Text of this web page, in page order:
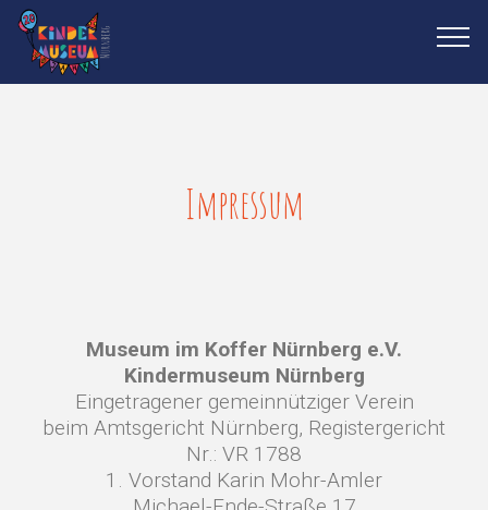
Impressum
Museum im Koffer Nürnberg e.V.
Kindermuseum Nürnberg
Eingetragener gemeinnütziger Verein
beim Amtsgericht Nürnberg, Registergericht
Nr.: VR 1788
1. Vorstand Karin Mohr-Amler